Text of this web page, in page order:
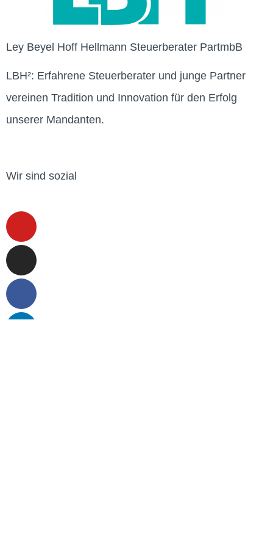
Ley Beyel Hoff Hellmann Steuerberater PartmbB
LBH²: Erfahrene Steuerberater und junge Partner
vereinen Tradition und Innovation für den Erfolg
unserer Mandanten.
Wir sind sozial